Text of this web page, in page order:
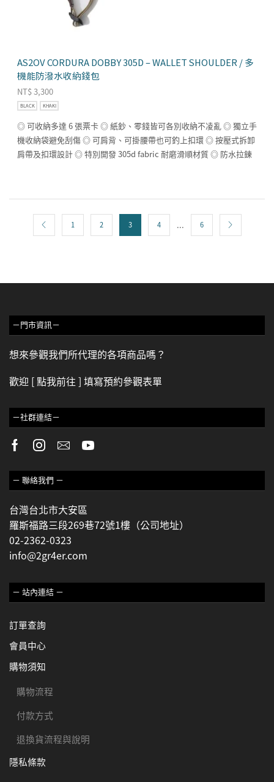
AS2OV CORDURA DOBBY 305D – WALLET SHOULDER / 多
機能防潑水收納錢包
NT$3,300
BLACK KHAKI
◎ 可收納多達 6 張票卡 ◎ 紙鈔、零錢皆可各別收納不凌亂 ◎ 獨立手
機收納袋避免刮傷 ◎ 可肩背、可掛腰帶也可釣上扣環 ◎ 按壓式拆卸
肩帶及扣環設計 ◎ 特別開發 305d fabric 耐磨滑順材質 ◎ 防水拉鍊
1 2 3 4 ... 6
－門市資訊－
想來參觀我們所代理的各項商品嗎？
歡迎 [ 點我前往 ] 填寫預約參觀表單
－社群連結－
－ 聯絡我們 －
台灣台北市大安區
羅斯福路三段269巷72號1樓（公司地址）
02-2362-0323
info@2gr4er.com
－ 站內連結 －
訂單查詢
會員中心
購物須知
購物流程
付款方式
退換貨流程與說明
隱私條款